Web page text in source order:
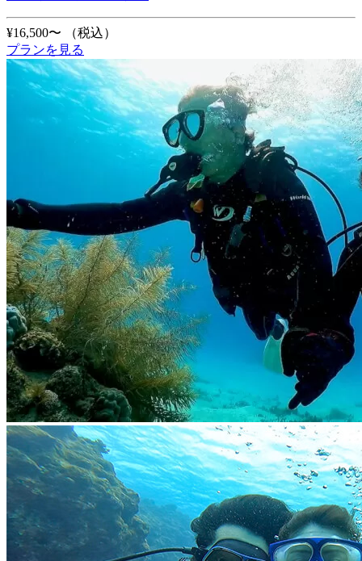
¥16,500〜
（税込）
プランを見る